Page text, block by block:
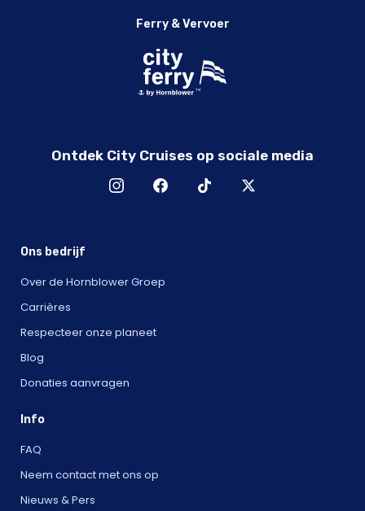
Ferry & Vervoer
Ontdek City Cruises op sociale media
Ons bedrijf
Over de Hornblower Groep
Carrières
Respecteer onze planeet
Blog
Donaties aanvragen
Info
FAQ
Neem contact met ons op
Nieuws & Pers